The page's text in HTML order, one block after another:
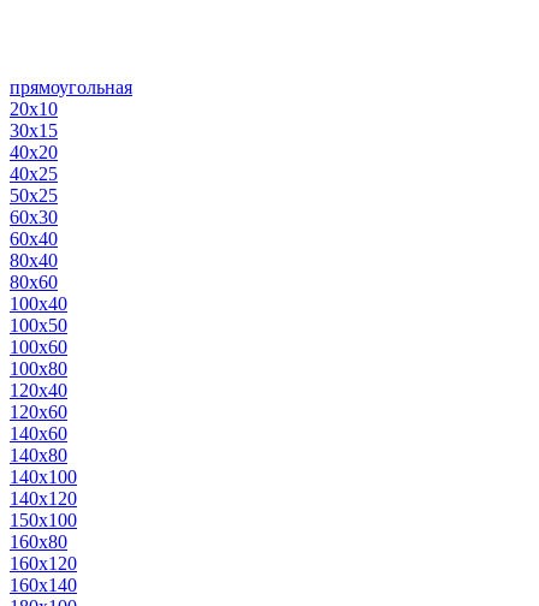
прямоугольная
20х10
30х15
40х20
40х25
50х25
60х30
60х40
80х40
80х60
100х40
100х50
100х60
100х80
120х40
120х60
140х60
140х80
140х100
140х120
150х100
160х80
160х120
160х140